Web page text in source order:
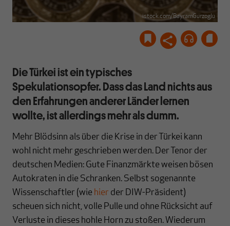
istock.com/BayramGurzoglu
Die Türkei ist ein typisches
Spekulationsopfer. Dass das Land nichts aus
den Erfahrungen anderer Länder lernen
wollte, ist allerdings mehr als dumm.
Mehr Blödsinn als über die Krise in der Türkei kann
wohl nicht mehr geschrieben werden. Der Tenor der
deutschen Medien: Gute Finanzmärkte weisen bösen
Autokraten in die Schranken. Selbst sogenannte
Wissenschaftler (wie hier der DIW-Präsident)
scheuen sich nicht, volle Pulle und ohne Rücksicht auf
Verluste in dieses hohle Horn zu stoßen. Wiederum